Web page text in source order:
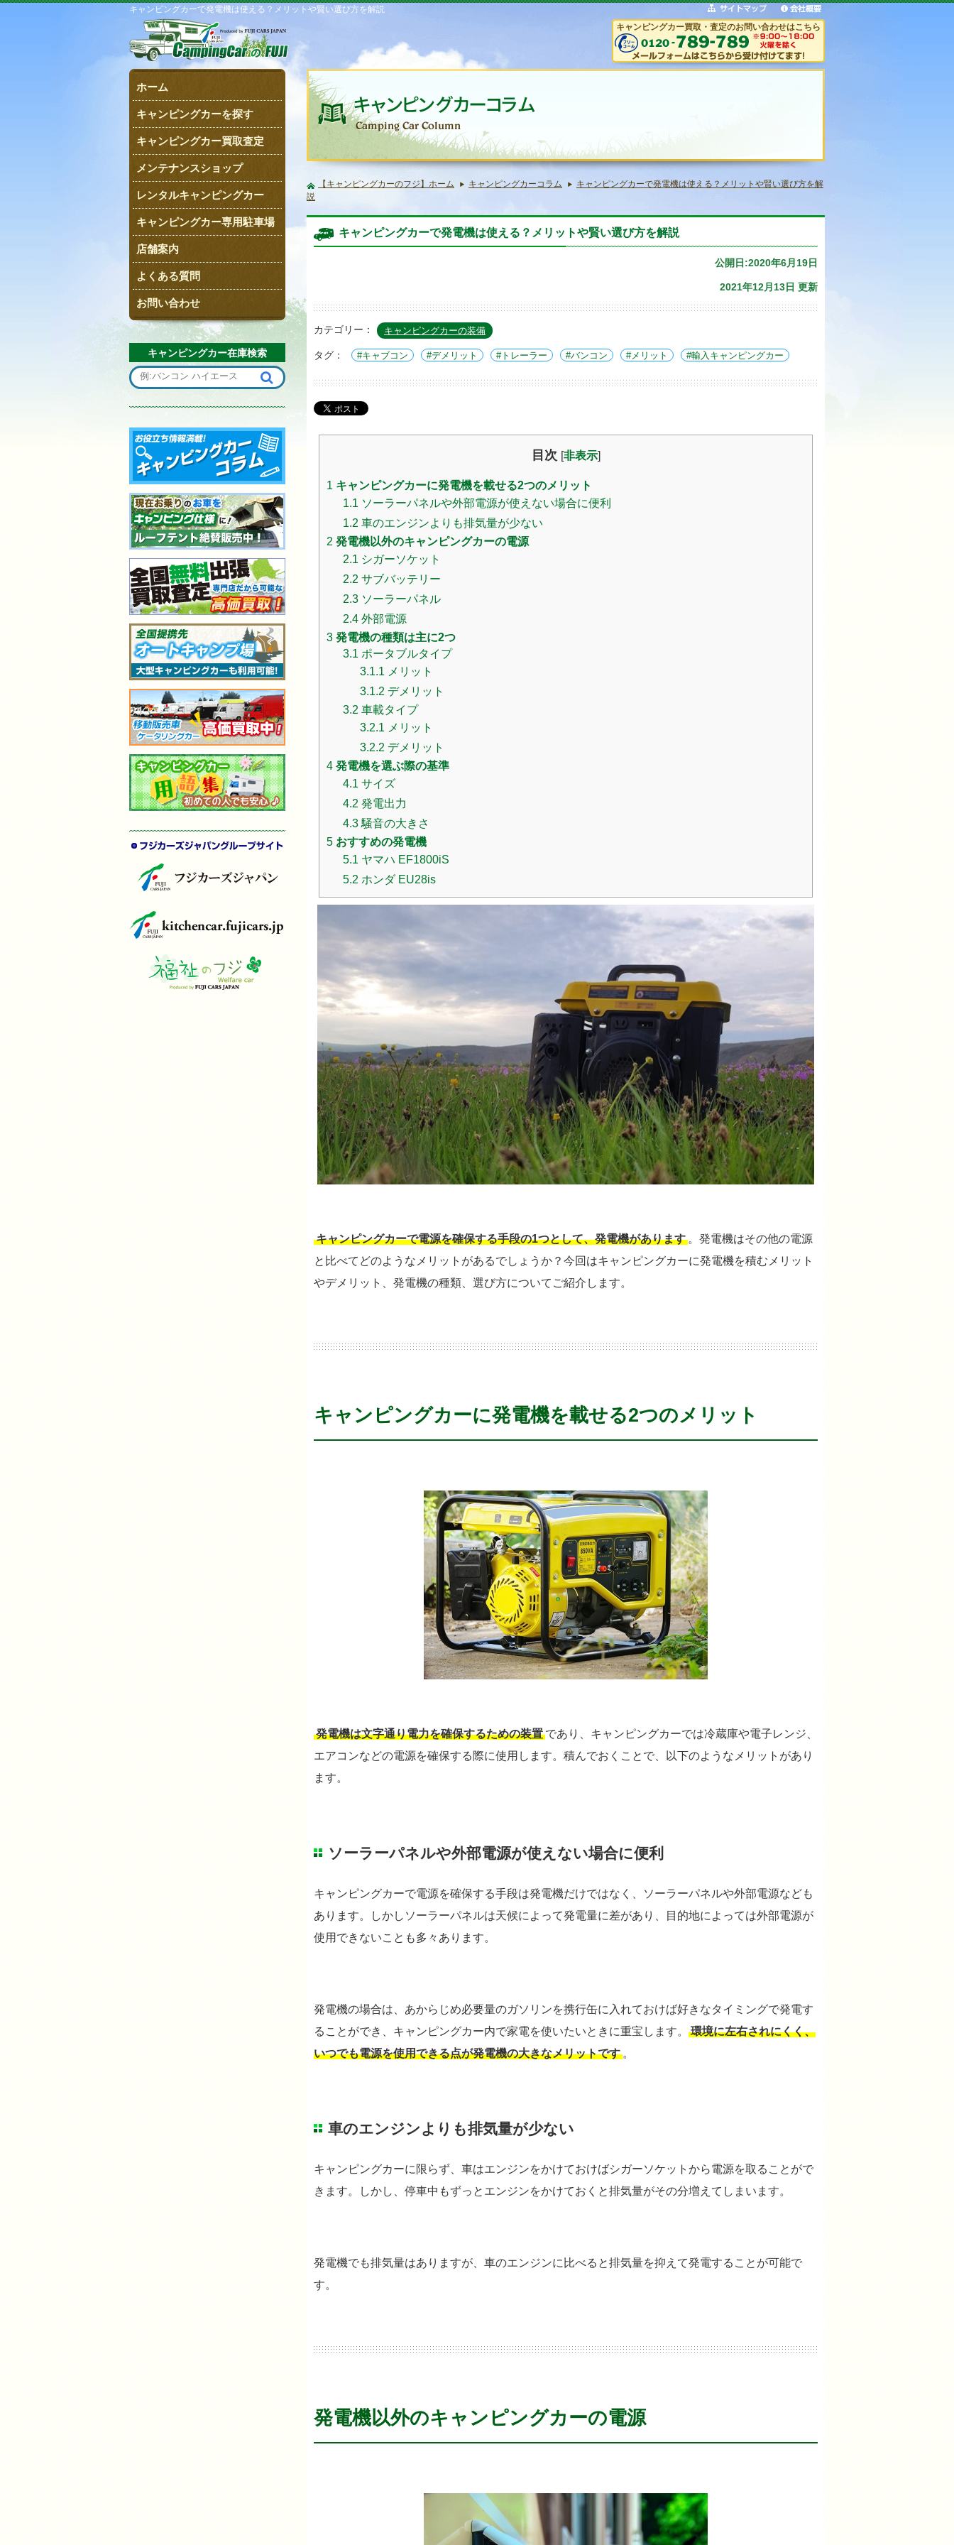
キャンピングカーで発電機は使える？メリットや賢い選び方を解説
キャンピングカー買取・査定のお問い合わせはこちら
【キャンピングカーのフジ】ホーム キャンピングカーコラム
キャンピングカーで発電機は使える？メリットや賢い選び方を解
説
キャンピングカーで発電機は使える？メリットや賢い選び方を解説
公開日:2020年6月19日
2021年12月13日 更新
カテゴリー： キャンピングカーの装備
タグ： キャブコン デメリット トレーラー バンコン メリット 輸入キャンピングカー
目次 [非表示]
1 キャンピングカーに発電機を載せる2つのメリット
1.1 ソーラーパネルや外部電源が使えない場合に便利
1.2 車のエンジンよりも排気量が少ない
2 発電機以外のキャンピングカーの電源
2.1 シガーソケット
2.2 サブバッテリー
2.3 ソーラーパネル
2.4 外部電源
3 発電機の種類は主に2つ
3.1 ポータブルタイプ
3.1.1 メリット
3.1.2 デメリット
3.2 車載タイプ
3.2.1 メリット
3.2.2 デメリット
4 発電機を選ぶ際の基準
4.1 サイズ
4.2 発電出力
4.3 騒音の大きさ
5 おすすめの発電機
5.1 ヤマハ EF1800iS
5.2 ホンダ EU28is
キャンピングカーで電源を確保する手段の1つとして、発電機があります 。発電機はその他の電源
と比べてどのようなメリットがあるでしょうか？今回はキャンピングカーに発電機を積むメリット
やデメリット、発電機の種類、選び方についてご紹介します。
キャンピングカーに発電機を載せる2つのメリット
発電機は文字通り電力を確保するための装置 であり、キャンピングカーでは冷蔵庫や電子レンジ、
エアコンなどの電源を確保する際に使用します。積んでおくことで、以下のようなメリットがあり
ます。
ソーラーパネルや外部電源が使えない場合に便利
キャンピングカーで電源を確保する手段は発電機だけではなく、ソーラーパネルや外部電源なども
あります。しかしソーラーパネルは天候によって発電量に差があり、目的地によっては外部電源が
使用できないことも多々あります。
発電機の場合は、あからじめ必要量のガソリンを携行缶に入れておけば好きなタイミングで発電す
ることができ、キャンピングカー内で家電を使いたいときに重宝します。
環境に左右されにくく、
いつでも電源を使用できる点が発電機の大きなメリットです 。
車のエンジンよりも排気量が少ない
キャンピングカーに限らず、車はエンジンをかけておけばシガーソケットから電源を取ることがで
きます。しかし、停車中もずっとエンジンをかけておくと排気量がその分増えてしまいます。
発電機でも排気量はありますが、車のエンジンに比べると排気量を抑えて発電することが可能で
す。
発電機以外のキャンピングカーの電源
ホーム
キャンピングカーを探す
キャンピングカー買取査定
メンテナンスショップ
レンタルキャンピングカー
キャンピングカー専用駐車場
店舗案内
よくある質問
お問い合わせ
キャンピングカー在庫検索